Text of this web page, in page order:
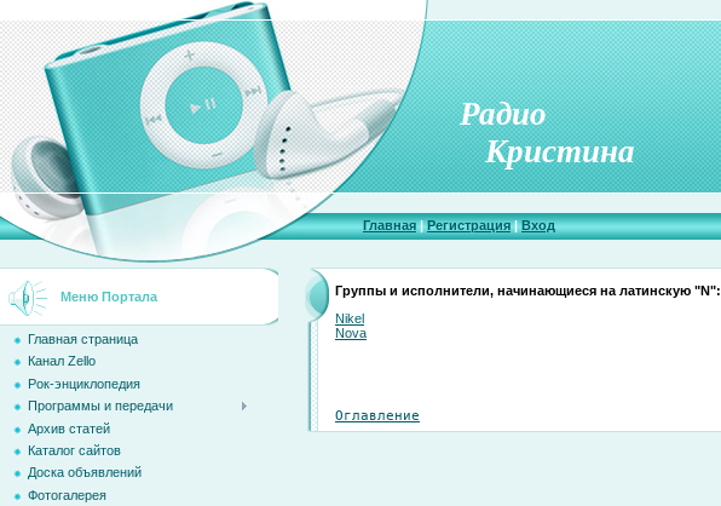
Радио
Кристина
Главная|Регистрация|Вход
Меню Портала
Главная страница
Канал Zello
Рок-энциклопедия
Программы и передачи
Архив статей
Каталог сайтов
Доска объявлений
Фотогалерея
Группы и исполнители, начинающиеся на латинскую "N":
Nikel
Nova
Оглавление